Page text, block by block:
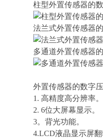
柱型外置传感器的
法兰式外置传感器
多通道外置传感器
外置传感器的数字
1. 高精度高分辨率。
2. 6位大屏幕显示。
3。背光功能。
4.LCD液晶显示屏